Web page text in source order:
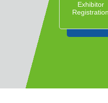
Exhibitor
Registration